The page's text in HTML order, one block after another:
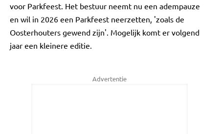
voor Parkfeest. Het bestuur neemt nu een adempauze
en wil in 2026 een Parkfeest neerzetten, 'zoals de
Oosterhouters gewend zijn'. Mogelijk komt er volgend
jaar een kleinere editie.
Advertentie